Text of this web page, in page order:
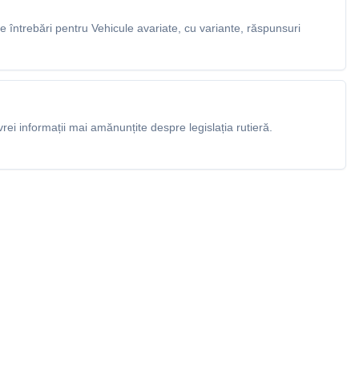
întrebări pentru Vehicule avariate, cu variante, răspunsuri
informații mai amănunțite despre legislația rutieră.